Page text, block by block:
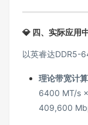
💎 四、实际应用
以英睿达DDR5-
理论带宽计算
6400 MT/s
409,600